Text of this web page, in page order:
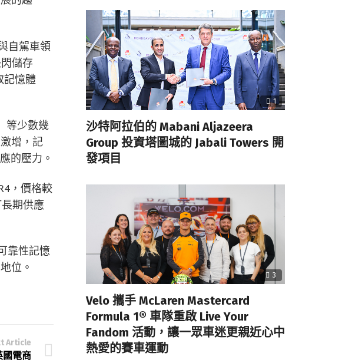
自駕車領
儲存
記憶體
等少數幾
增，記
的壓力。
，價格較
期供應
靠性記憶
位。
Article
國電商
1
沙特阿拉伯的 Mabani Aljazeera
Group 投資塔圖城的 Jabali Towers 開
發項目
3
Velo 攜手 McLaren Mastercard
Formula 1® 車隊重啟 Live Your
Fandom 活動，讓一眾車迷更親近心中
熱愛的賽車運動